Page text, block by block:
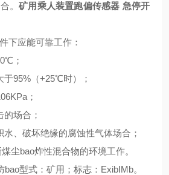
。矿用乘人装置跑偏传感器 急停开
下应能可靠工作：
；
于95% （+25℃时）；
；
的场合；
水、破坏绝缘的腐蚀性气体场合；
尘bao炸性混合物的环境工作。
bao型式：矿用；标志： ExibⅠMb。